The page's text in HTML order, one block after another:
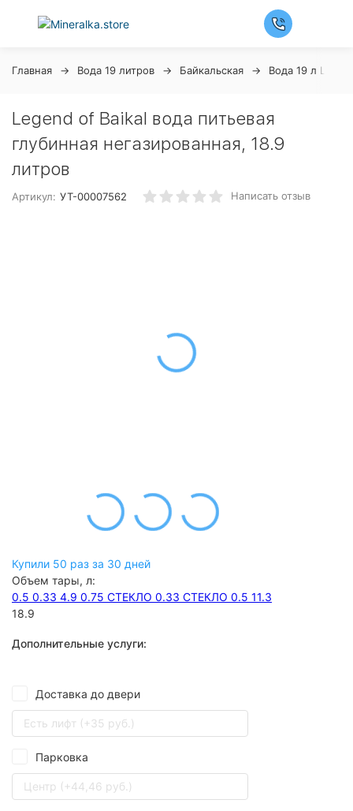
Главная Вода 19 литров Байкальская Вода 19 л
Legend of Baikal вода питьевая
глубинная негазированная, 18.9
литров
Артикул: УТ-00007562 Написать отзыв
Купили 50 раз за 30 дней
Объем тары, л:
0.5 0.33 4.9 0.75 СТЕКЛО 0.33 СТЕКЛО 0.5 11.3
18.9
Дополнительные услуги:
Доставка до двери
Есть лифт (+35 руб.)
Парковка
Центр (+44,46 руб.)